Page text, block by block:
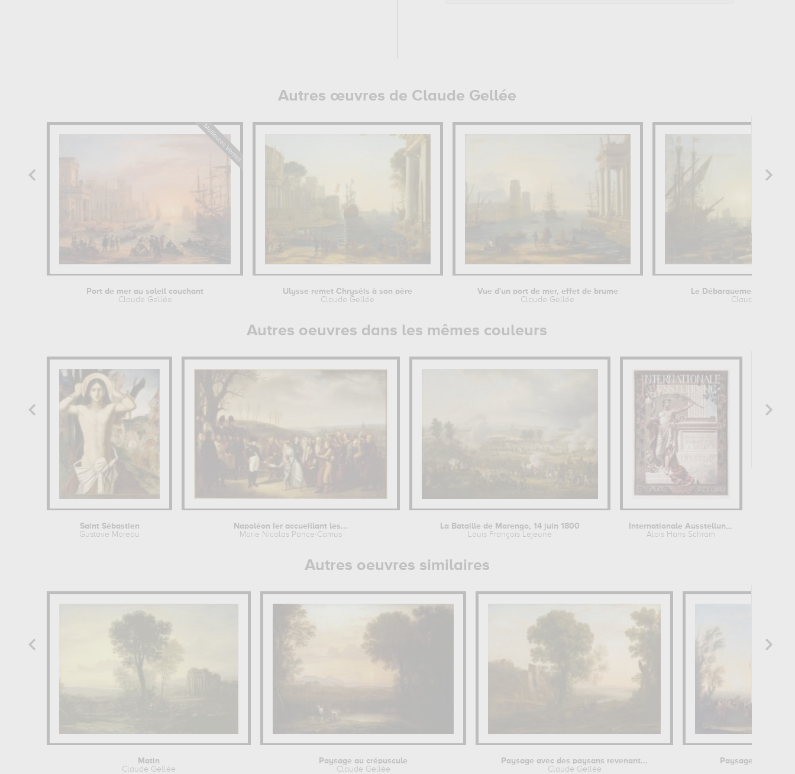
Autres œuvres de Claude Gellée
Port de mer au soleil couchant
Claude Gellée
Ulysse remet Chryséis à son père
Claude Gellée
Vue d'un port de mer, effet de brume
Claude Gellée
Le Débarquement de
Claude Gellée
Autres oeuvres dans les mêmes couleurs
Saint Sébastien
Gustave Moreau
Napoléon Ier accueillant les...
Marie Nicolas Ponce-Camus
La Bataille de Marengo, 14 juin 1800
Louis François Lejeune
Internationale Ausstellung fuer...
Alois Hans Schram
Autres oeuvres similaires
Matin
Claude Gellée
Paysage au crépuscule
Claude Gellée
Paysage avec des paysans revenant...
Claude Gellée
Paysage avec une